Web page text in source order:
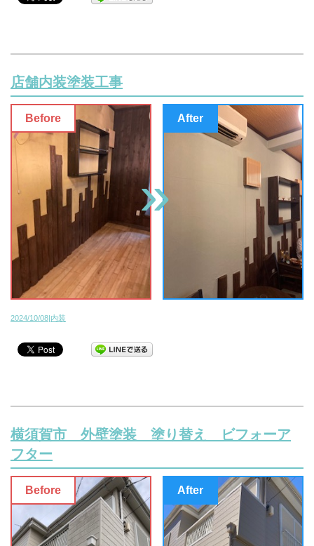
店舗内装塗装工事
2024/10/08|内装
横須賀市 外壁塗装 塗り替え ビフォーア
フター